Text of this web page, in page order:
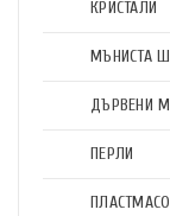
КРИСТАЛИ
МЪНИСТА
ДЪРВЕНИ
ПЕРЛИ